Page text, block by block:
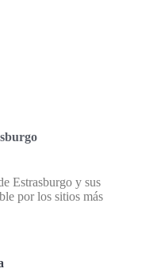
Estrasburgo y sus
por los sitios más